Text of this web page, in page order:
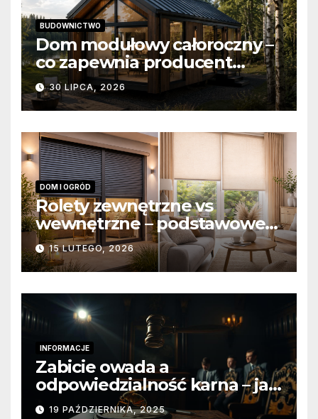
BUDOWNICTWO
Dom modułowy całoroczny –
co zapewnia producent
domów modułowych?
30 LIPCA, 2026
DOM I OGRÓD
Rolety zewnętrzne vs
wewnętrzne – podstawowe
różnice konstrukcyjne i
funkcjonalne
15 LUTEGO, 2026
INFORMACJE
Zabicie owada a
odpowiedzialność karna – jak
wygląda to w praktyce?
19 PAŹDZIERNIKA, 2025